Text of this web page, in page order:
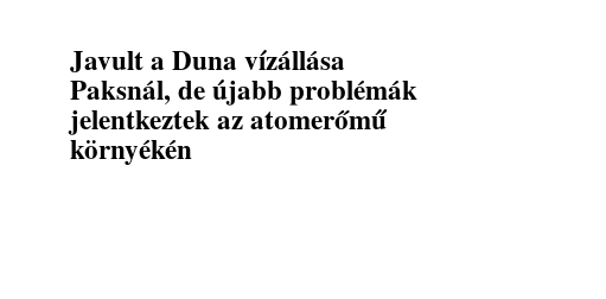
Javult a Duna vízállása
Paksnál, de újabb problémák
jelentkeztek az atomerőmű
környékén